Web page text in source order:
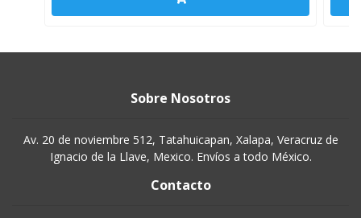
Sobre Nosotros
Av. 20 de noviembre 512, Tatahuicapan, Xalapa, Veracruz de
Ignacio de la Llave, Mexico. Envíos a todo México.
Contacto